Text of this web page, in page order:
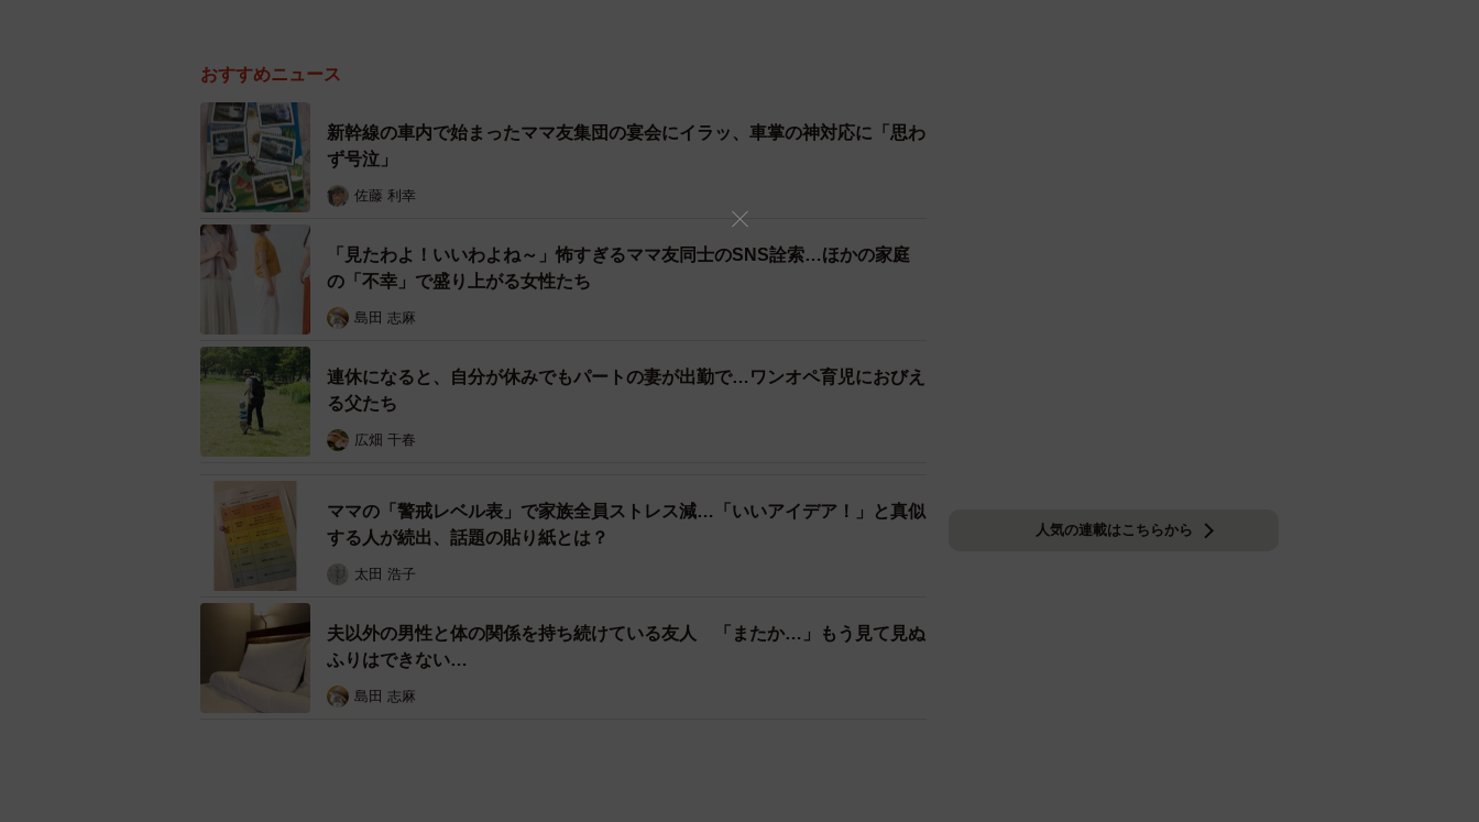
いちど火がつくと手に負えないのは、大人も子どもも一緒
ただ、ヒートアップして状況が良くなることってほとんどないですよね。少なくとも、私は
経験ありません。子どもの行動にイライラして怒鳴ったところで、子どもが素直になった試
しは…。むしろ、更に子どもが泣いて悪化するというケースが多いでしょう。また、「お友
達からも嫌われる」という、今の場面に関係のない話を持ち出すのはどうなの？と個人的に
は思ってしまいます。「ママは嫌い」という言葉も子どもにとっては大きなダメージになっ
てしまいますよね。
おすすめニュース
新幹線の車内で始まったママ友集団の宴会にイラッ、車掌の神対応に「思わ
ず号泣」
佐藤 利幸
「見たわよ！いいわよね～」怖すぎるママ友同士のSNS詮索…ほかの家庭
の「不幸」で盛り上がる女性たち
島田 志麻
連休になると、自分が休みでもパートの妻が出勤で…ワンオペ育児におびえ
る父たち
広畑 千春
ママの「警戒レベル表」で家族全員ストレス減…「いいアイデア！」と真似
する人が続出、話題の貼り紙とは？
太田 浩子
夫以外の男性と体の関係を持ち続けている友人 「またか…」もう見て見ぬ
ふりはできない…
島田 志麻
人気の連載はこちらから